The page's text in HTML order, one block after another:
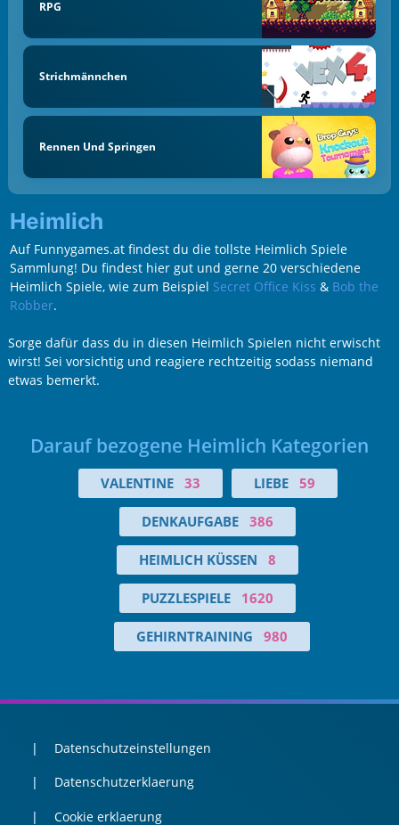
RPG
Strichmännchen
Rennen Und Springen
Heimlich
Auf Funnygames.at findest du die tollste Heimlich Spiele
Sammlung! Du findest hier gut und gerne 20 verschiedene
Heimlich Spiele, wie zum Beispiel Secret Office Kiss & Bob the
Robber.
Sorge dafür dass du in diesen Heimlich Spielen nicht erwischt
wirst! Sei vorsichtig und reagiere rechtzeitig sodass niemand
etwas bemerkt.
Darauf bezogene Heimlich Kategorien
VALENTINE 33 LIEBE 59
DENKAUFGABE 386
HEIMLICH KÜSSEN 8
PUZZLESPIELE 1620
GEHIRNTRAINING 980
Datenschutzeinstellungen
Datenschutzerklaerung
Cookie erklaerung